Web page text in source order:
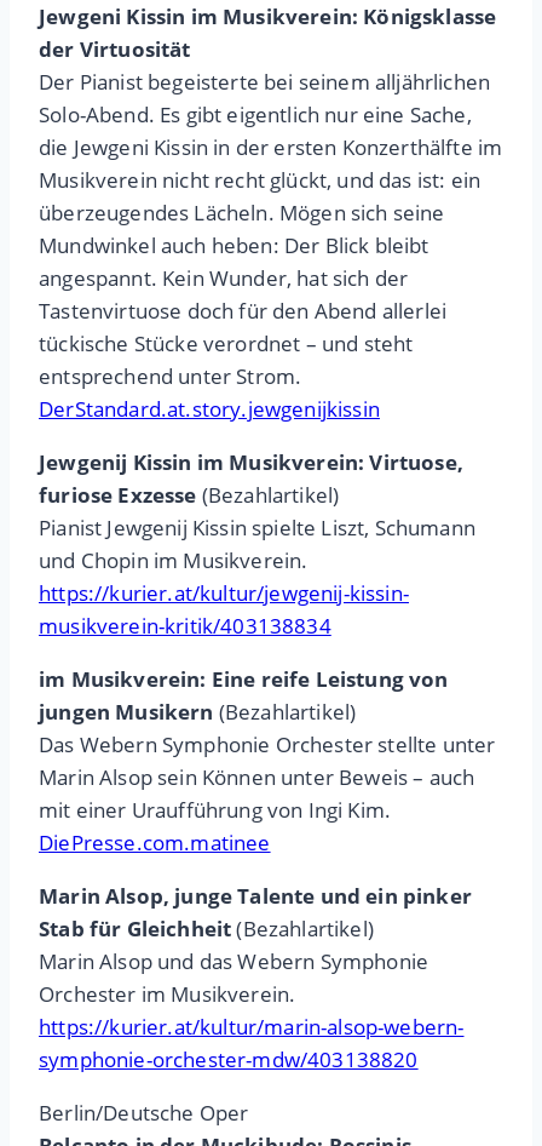
Jewgeni Kissin im Musikverein: Königsklasse
der Virtuosität
Der Pianist begeisterte bei seinem alljährlichen
Solo-Abend. Es gibt eigentlich nur eine Sache,
die Jewgeni Kissin in der ersten Konzerthälfte im
Musikverein nicht recht glückt, und das ist: ein
überzeugendes Lächeln. Mögen sich seine
Mundwinkel auch heben: Der Blick bleibt
angespannt. Kein Wunder, hat sich der
Tastenvirtuose doch für den Abend allerlei
tückische Stücke verordnet – und steht
entsprechend unter Strom.
DerStandard.at.story.jewgenijkissin
Jewgenij Kissin im Musikverein: Virtuose,
furiose Exzesse (Bezahlartikel)
Pianist Jewgenij Kissin spielte Liszt, Schumann
und Chopin im Musikverein.
https://kurier.at/kultur/jewgenij-kissin-
musikverein-kritik/403138834
im Musikverein: Eine reife Leistung von
jungen Musikern (Bezahlartikel)
Das Webern Symphonie Orchester stellte unter
Marin Alsop sein Können unter Beweis – auch
mit einer Uraufführung von Ingi Kim.
DiePresse.com.matinee
Marin Alsop, junge Talente und ein pinker
Stab für Gleichheit(Bezahlartikel)
Marin Alsop und das Webern Symphonie
Orchester im Musikverein.
https://kurier.at/kultur/marin-alsop-webern-
symphonie-orchester-mdw/403138820
Berlin/Deutsche Oper